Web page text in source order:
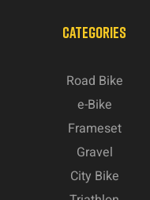
CATEGORIES
Road Bike
e-Bike
Frameset
Gravel
City Bike